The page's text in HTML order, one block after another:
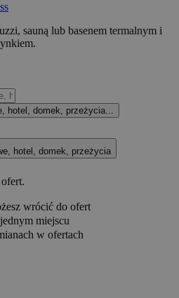
sauną lub basenem termalnym i
hotel, domek, przeżycia...
hotel, domek, przeżycia
wrócić do ofert
miejscu
w ofertach